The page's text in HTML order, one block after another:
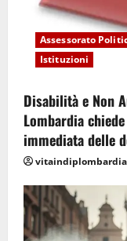
Assessorato
Istituzioni
Disabilità e Non
Lombardia
immediata delle
vitaindiplombardia